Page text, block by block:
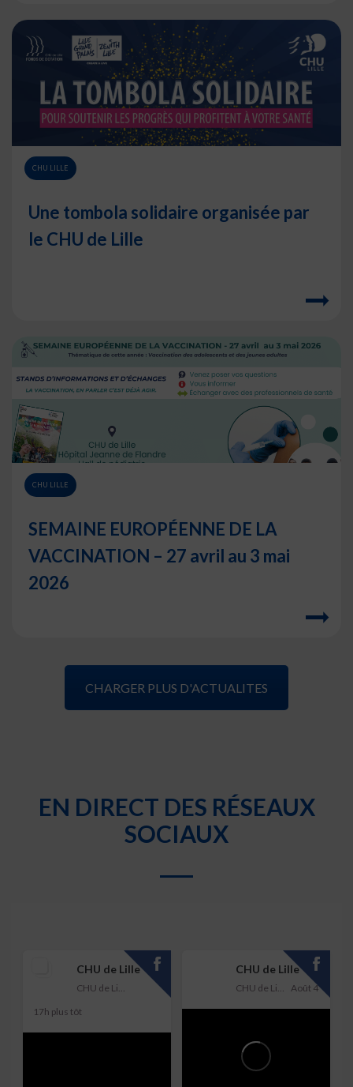
CHU LILLE
Une tombola solidaire organisée par
le CHU de Lille
CHU LILLE
SEMAINE EUROPÉENNE DE LA
VACCINATION – 27 avril au 3 mai
2026
CHARGER PLUS D'ACTUALITES
EN DIRECT DES RÉSEAUX
SOCIAUX
CHU de Lille
17h plus tôt
CHU de Lille
Août 4